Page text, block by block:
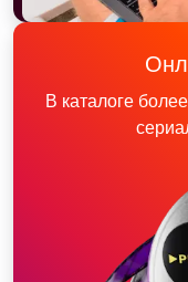
В каталоге